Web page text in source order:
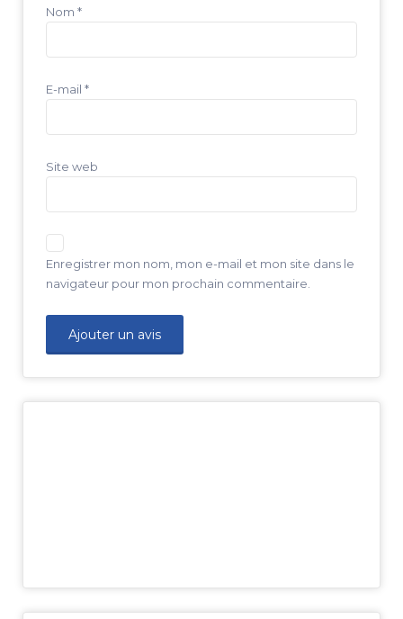
Nom *
E-mail *
Site web
Enregistrer mon nom, mon e-mail et mon site dans le
navigateur pour mon prochain commentaire.